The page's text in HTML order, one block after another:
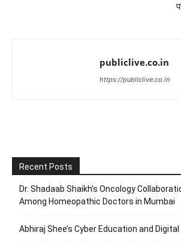
publiclive.co.in
https://publiclive.co.in
Recent Posts
Dr. Shadaab Shaikh’s Oncology
Among Homeopathic Doctors in Mumbai
Abhiraj Shee’s Cyber Education and